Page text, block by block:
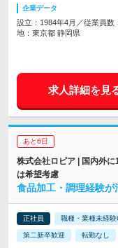
企業データ
設立：1984年4月／従業員数
地：東京都 静岡県
求人詳細を見
あと6日
株式会社ロピア | 国内外
は希望考慮
食品加工・調理経験が
正社員 職種・業種未経験
第二新卒歓迎 転勤なし